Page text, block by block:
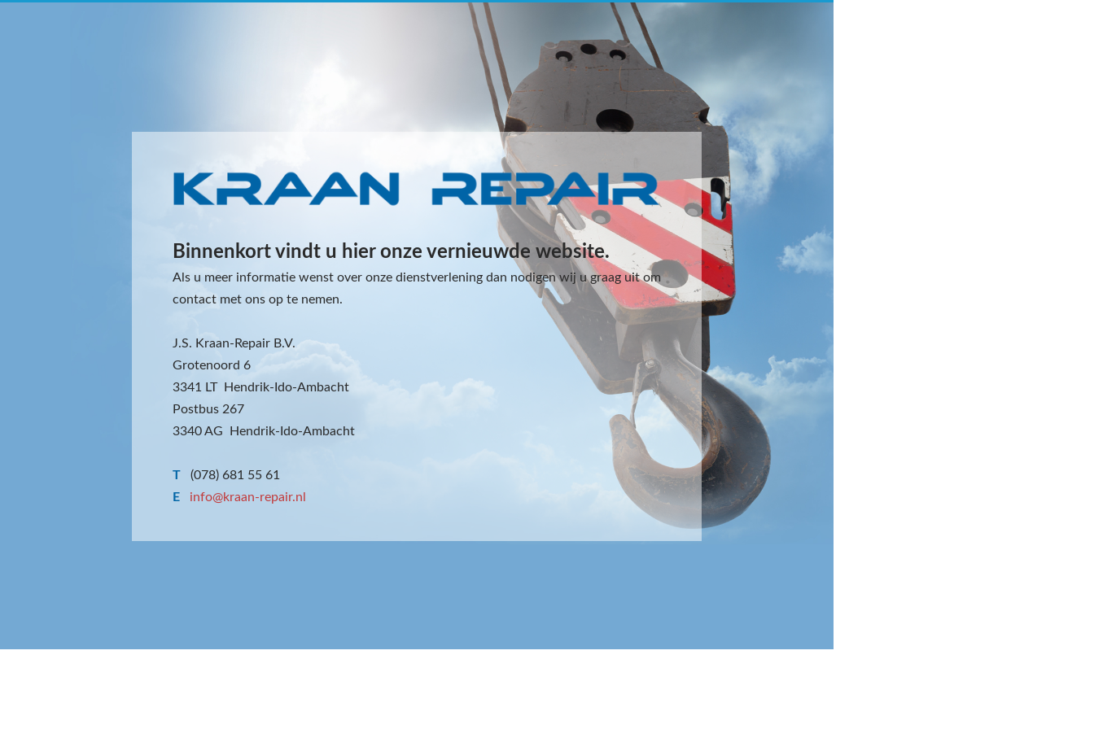
Binnenkort vindt u hier onze vernieuwde website.
Als u meer informatie wenst over onze dienstverlening dan nodigen wij u graag uit om
contact met ons op te nemen.
J.S. Kraan-Repair B.V.
Grotenoord 6
3341 LT Hendrik-Ido-Ambacht
Postbus 267
3340 AG Hendrik-Ido-Ambacht
T
(078) 681 55 61
E
info@kraan-repair.nl